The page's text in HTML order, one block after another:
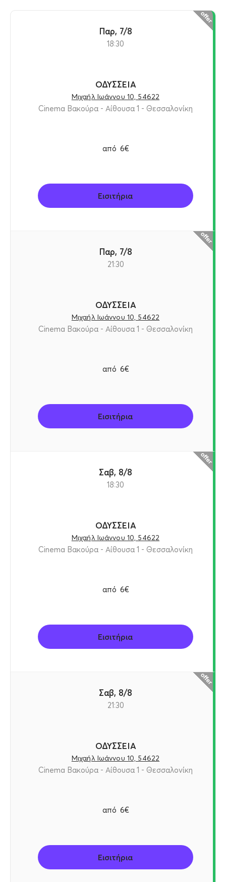
Παρ, 7/8
18:30
ΟΔΥΣΣΕΙΑ
Μιχαήλ Ιωάννου 10, 54622
Cinema Βακούρα - Αίθουσα 1 - Θεσσαλονίκη
από 6€
Εισιτήρια
Παρ, 7/8
21:30
ΟΔΥΣΣΕΙΑ
Μιχαήλ Ιωάννου 10, 54622
Cinema Βακούρα - Αίθουσα 1 - Θεσσαλονίκη
από 6€
Εισιτήρια
Σαβ, 8/8
18:30
ΟΔΥΣΣΕΙΑ
Μιχαήλ Ιωάννου 10, 54622
Cinema Βακούρα - Αίθουσα 1 - Θεσσαλονίκη
από 6€
Εισιτήρια
Σαβ, 8/8
21:30
ΟΔΥΣΣΕΙΑ
Μιχαήλ Ιωάννου 10, 54622
Cinema Βακούρα - Αίθουσα 1 - Θεσσαλονίκη
από 6€
Εισιτήρια